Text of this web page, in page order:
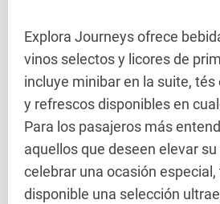
Explora Journeys ofrece
vinos selectos y licores de
incluye minibar en la suite,
y refrescos disponibles en
Para los pasajeros más
aquellos que deseen elevar
celebrar una ocasión
disponible una selección